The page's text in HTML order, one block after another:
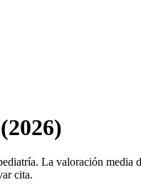
La valoración media
cita.